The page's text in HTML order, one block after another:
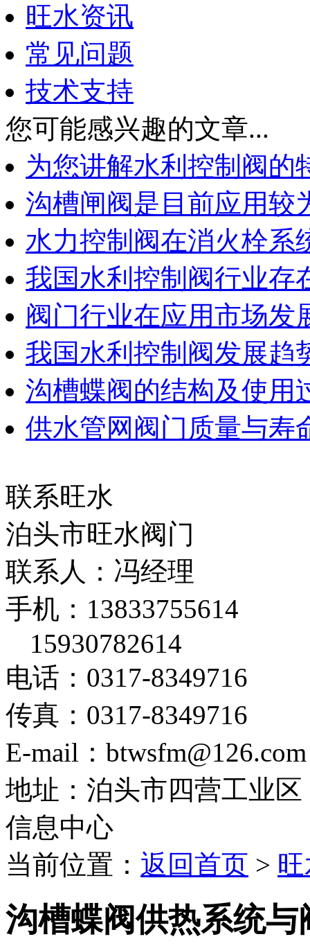
旺水资讯
常见问题
技术支持
您可能感兴趣的文章...
为您讲解水利控制阀的
沟槽闸阀是目前应用较
水力控制阀在消火栓系
我国水利控制阀行业存
阀门行业在应用市场发
我国水利控制阀发展趋
沟槽蝶阀的结构及使用
供水管网阀门质量与寿
联系旺水
泊头市旺水阀门
联系人：冯经理
手机：13833755614
15930782614
电话：0317-8349716
传真：0317-8349716
E-mail：btwsfm@126.com
地址：泊头市四营工业区
信息中心
当前位置： 返回首页 >
沟槽蝶阀供热系统与